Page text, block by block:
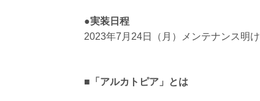
●実装日程
2023年7月24日（月）メンテナンス明け
■「アルカトピア」とは